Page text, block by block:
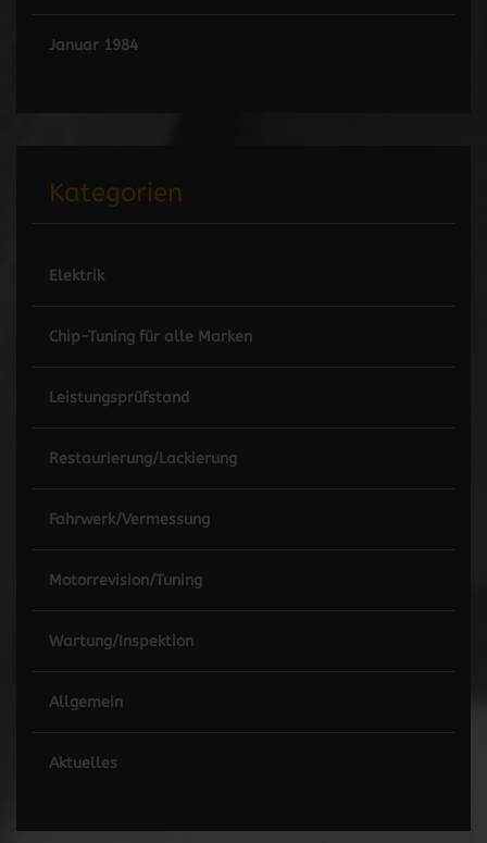
Januar 1984
Kategorien
Elektrik
Chip-Tuning für alle Marken
Leistungsprüfstand
Restaurierung/Lackierung
Fahrwerk/Vermessung
Motorrevision/Tuning
Wartung/Inspektion
Allgemein
Aktuelles